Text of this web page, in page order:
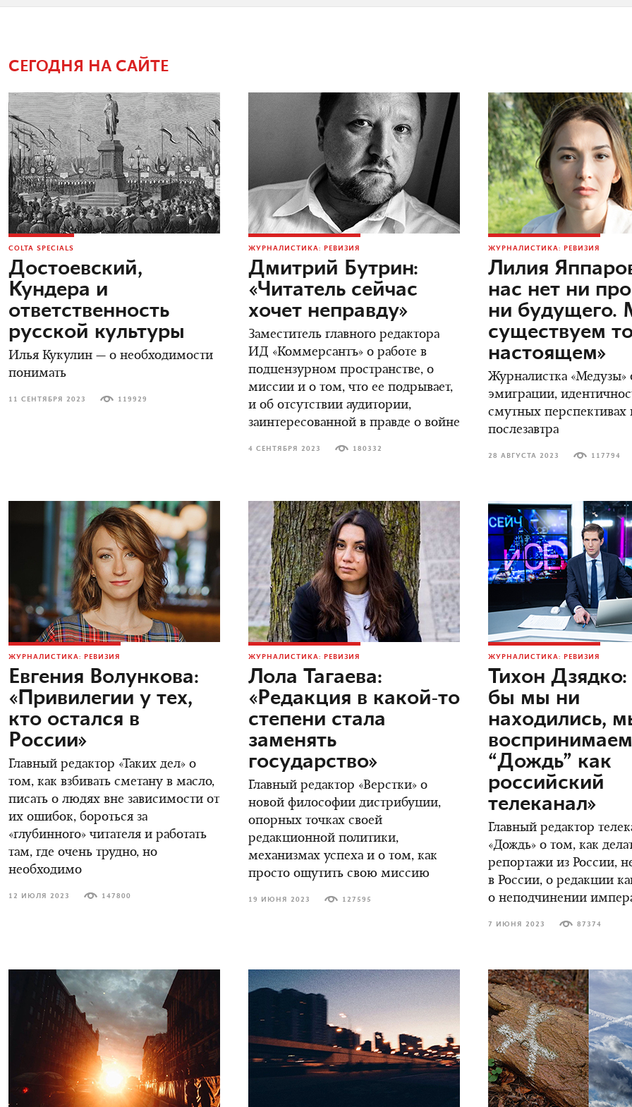
СЕГОДНЯ НА САЙТЕ
COLTA SPECIALS
Достоевский,
Кундера и
ответственность
русской культуры
Илья Кукулин — о необходимости
понимать
11 СЕНТЯБРЯ 2023 119929
ЖУРНАЛИСТИКА: РЕВИЗИЯ
Дмитрий Бутрин:
«Читатель сейчас
хочет неправду»
Заместитель главного редактора
ИД «Коммерсантъ» о работе в
подцензурном пространстве, о
миссии и о том, что ее подрывает,
и об отсутствии аудитории,
заинтересованной в правде о войне
4 СЕНТЯБРЯ 2023 180332
ЖУРНАЛИСТИКА: РЕВИЗИЯ
Лилия
нас нет ни
ни будущего.
существуем
настоящем»
Журналистка «Медузы»
эмиграции,
смутных перспективах
послезавтра
28 АВГУСТА 2023 117794
ЖУРНАЛИСТИКА: РЕВИЗИЯ
Евгения Волункова:
«Привилегии у тех,
кто остался в
России»
Главный редактор «Таких дел» о
том, как взбивать сметану в масло,
писать о людях вне зависимости от
их ошибок, бороться за
«глубинного» читателя и работать
там, где очень трудно, но
необходимо
12 ИЮЛЯ 2023 147800
ЖУРНАЛИСТИКА: РЕВИЗИЯ
Лола Тагаева:
«Редакция в какой-то
степени стала
заменять
государство»
Главный редактор «Верстки» о
новой философии дистрибуции,
опорных точках своей
редакционной политики,
механизмах успеха и о том, как
просто ощутить свою миссию
19 ИЮНЯ 2023 127595
ЖУРНАЛИСТИКА: РЕВИЗИЯ
Тихон Дзядко:
бы мы ни
находились,
воспринимаем
“Дождь” как
российский
телеканал»
Главный редактор
«Дождь» о том, как
репортажи из России,
в России, о редакции
о неподчинении
7 ИЮНЯ 2023 87374